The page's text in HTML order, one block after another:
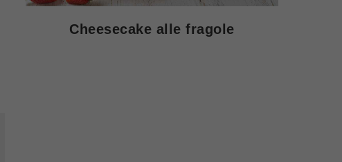
Cheesecake alle fragole